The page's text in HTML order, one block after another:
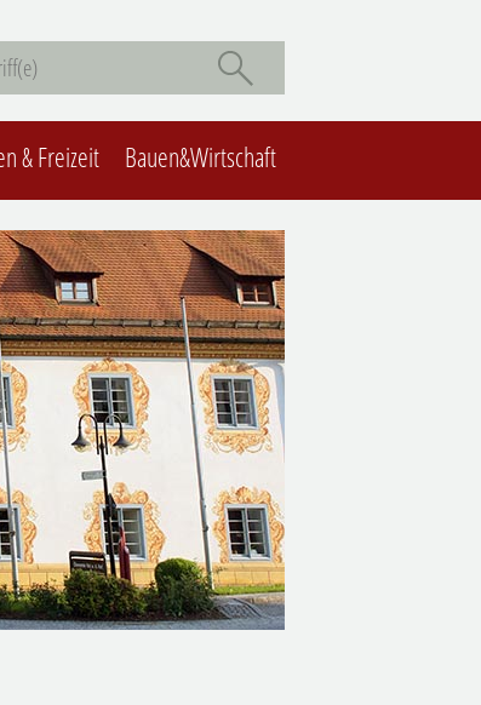
& Freizeit Bauen&Wirtschaft